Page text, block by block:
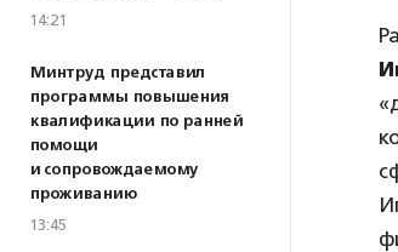
14:21
Минтруд представил
программы повышения
квалификации по ранней
помощи
и сопровождаемому
проживанию
13:45